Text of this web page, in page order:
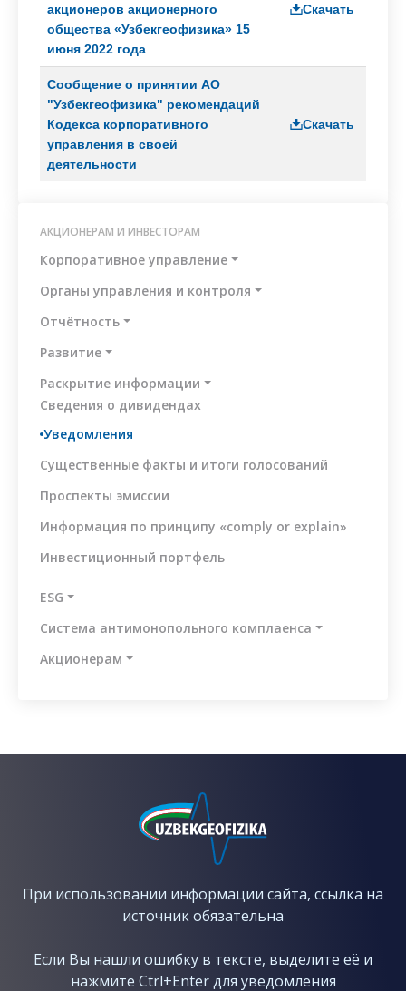
акционеров акционерного
общества «Узбекгеофизика» 15
июня 2022 года
Скачать
Сообщение о принятии АО
"Узбекгеофизика" рекомендаций
Кодекса корпоративного
управления в своей
деятельности
Скачать
АКЦИОНЕРАМ И ИНВЕСТОРАМ
Корпоративное управление
Органы управления и контроля
Отчётность
Развитие
Раскрытие информации
Сведения о дивидендах
Уведомления
Существенные факты и итоги голосований
Проспекты эмиссии
Информация по принципу «comply or explain»
Инвестиционный портфель
ESG
Система антимонопольного комплаенса
Aкционерам
При использовании информации сайта, ссылка на
источник обязательна
Если Вы нашли ошибку в тексте, выделите её и
нажмите Ctrl+Enter для уведомления